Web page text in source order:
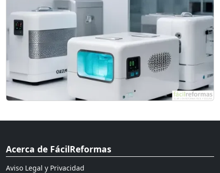
Acerca de FácilReformas
Aviso Legal y Privacidad